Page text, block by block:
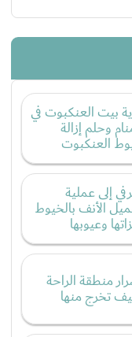
بيت العنكبوت في
وحلم إزالة
العنكبوت
إلى عملية
الأنف بالخيوط
وعيوبها
منطقة الراحة
تخرج منها